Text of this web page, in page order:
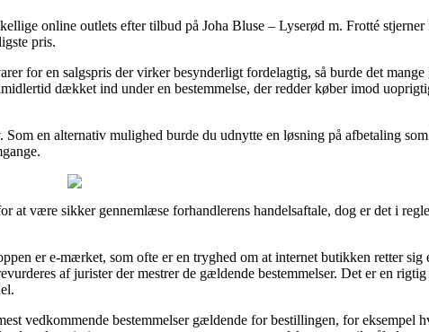
online outlets efter tilbud på Joha Bluse – Lyserød m. Frotté stjerner
pris.
for en salgspris der virker besynderligt fordelagtig, så burde det
dækket ind under en bestemmelse, der redder køber imod
en alternativ mulighed burde du udnytte en løsning på afbetaling
at være sikker gennemlæse forhandlerens handelsaftale, dog er det i
er e-mærket, som ofte er en tryghed om at internet butikken retter sig
af jurister der mestrer de gældende bestemmelser. Det er en
vedkommende bestemmelser gældende for bestillingen, for eksempel